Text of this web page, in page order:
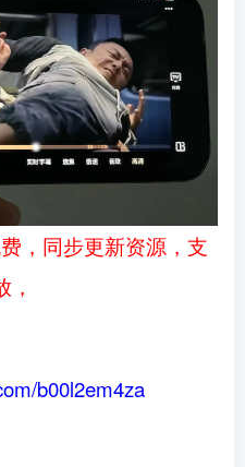
，同步更新资源，支
b00l2em4za